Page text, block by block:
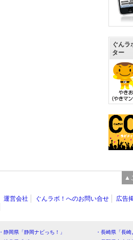
ぐんラ
ター
▲
運営会社 ぐんラボ！へのお問い合せ
広告
・静岡県「静岡ナビっち！」
・長崎県「長崎